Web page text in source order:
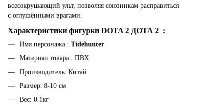
всесокрушающий ульт, позволяя союзникам расправиться
с оглушёнными врагами.
Характеристики фигурки DOTA 2 ДОТА 2 :
Имя персонажа : Tidehunter
Материал товара : ПВХ
Производитель: Китай
Размер: 8-10 см
Вес: 0.1кг